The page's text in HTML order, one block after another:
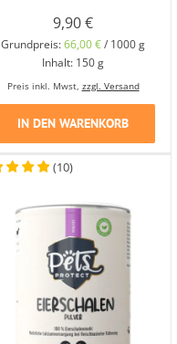
9,90€
Grundpreis:66,00€/ 1000g
Inhalt: 150g
Preis inkl. Mwst, zzgl. Versand
IN DEN WARENKORB
(10)